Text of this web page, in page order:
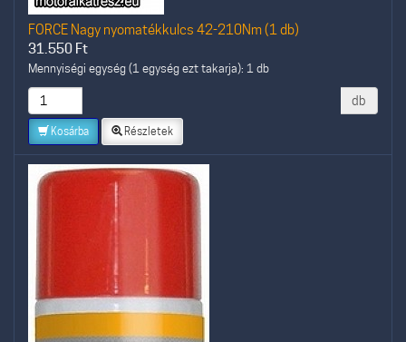
FORCE Nagy nyomatékkulcs 42-210Nm (1 db)
31.550 Ft
Mennyiségi egység (1 egység ezt takarja): 1 db
db
Kosárba Részletek